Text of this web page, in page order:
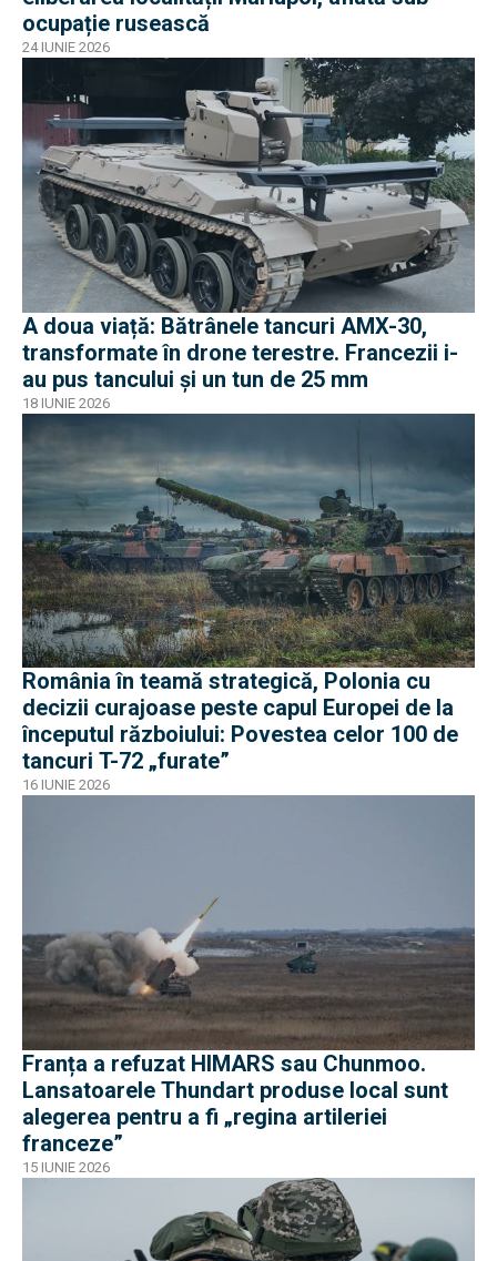
ocupație rusească
24 IUNIE 2026
A doua viață: Bătrânele tancuri AMX-30,
transformate în drone terestre. Francezii i-
au pus tancului și un tun de 25 mm
18 IUNIE 2026
România în teamă strategică, Polonia cu
decizii curajoase peste capul Europei de la
începutul războiului: Povestea celor 100 de
tancuri T-72 „furate”
16 IUNIE 2026
Franța a refuzat HIMARS sau Chunmoo.
Lansatoarele Thundart produse local sunt
alegerea pentru a fi „regina artileriei
franceze”
15 IUNIE 2026